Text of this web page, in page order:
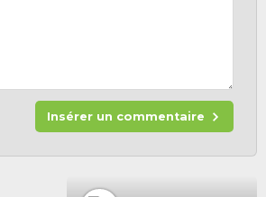
Insérer un commentaire